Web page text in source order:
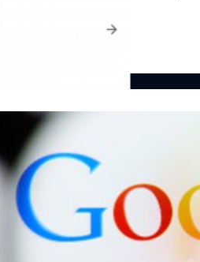
ำที่อยู่ในคลิปเสียง สังเกตภาพด้านบ
งแอป Google Recorder ใน
เดตแอป หลังจากอัปเดตและเปิดเข้า
วา จะพบกับฟีเจอร์ใหม่ Auto
อัตโนมัติ ส่วน Audio search เป็นก
เหตุการณ์ต่าง ๆ ที่อยู่ในคลิปเสียง แ
อดข้อความจากเสียง และค้นหาเสี
ต จากการทดสอบการถอดข้อความ
ที่ได้อัดเสียงในห้องที่เงียบเพื่อทด
อความ แต่ผลลัพธ์ที่ออกมาไม่สามา
คือ ถอดชื่อผู้ทดสอบผิด ส่วนรายละ
ด เมื่อทดสอบบันทึกเสียงตามสคริป
Search มีปัญหา เมื่อ
ดงเนื้อหาใหม่
ญหาในการจัดทำดัชนี ดังนั้นเมื่อมีเ
แล้วไม่เก็บอยู่ในดัชนี หลังจากนั้นเมื่
บเรื่องนั้น ผลลัพธ์ที่ได้ จะแสดงแค่เ